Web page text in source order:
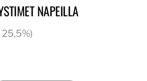
NAPEILLA
25,5%)